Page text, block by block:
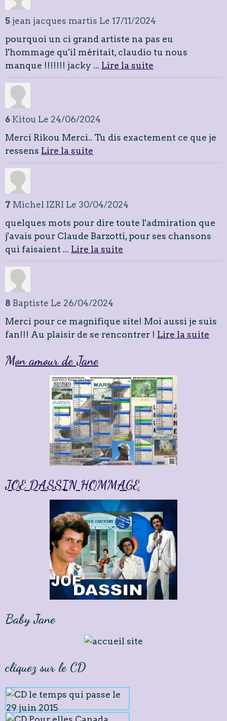
5 jean jacques martis Le 17/11/2024
pourquoi un ci grand artiste na pas eu
l'hommage qu'il méritait, claudio tu nous
manque !!!!!!! jacky ... Lire la suite
6 Kitou Le 24/06/2024
Merci Rikou Merci.. Tu dis exactement ce que je
ressens Lire la suite
7 Michel IZRI Le 30/04/2024
quelques mots pour dire toute l'admiration que
j'avais pour Claude Barzotti, pour ses chansons
qui faisaient ... Lire la suite
8 Baptiste Le 26/04/2024
Merci pour ce magnifique site! Moi aussi je suis
fan!!! Au plaisir de se rencontrer ! Lire la suite
Mon amour de Jane
JOE DASSIN HOMMAGE
Baby Jane
cliquez sur le CD